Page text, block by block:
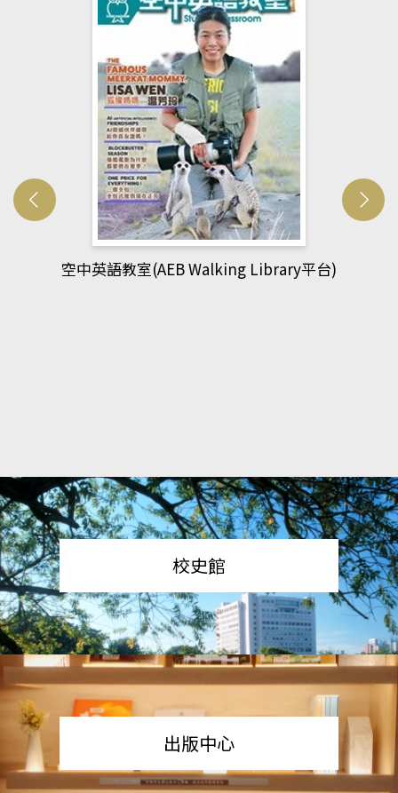
網管人(kono平台)
校史館
出版中心